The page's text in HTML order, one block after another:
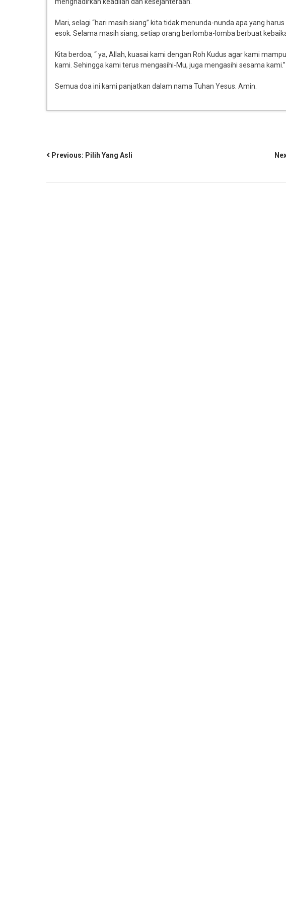
Mari, selagi “hari masih siang” kita tidak menunda-nunda apa yang
esok. Selama masih siang, setiap orang berlomba-lomba berbuat
Kita berdoa, “ ya, Allah, kuasai kami dengan Roh Kudus agar kami
kami. Sehingga kami terus mengasihi-Mu, juga mengasihi sesama kami.”
Semua doa ini kami panjatkan dalam nama Tuhan Yesus. Amin.
Previous: Pilih Yang Asli